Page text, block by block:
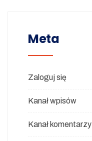
Meta
Zaloguj się
Kanał wpisów
Kanał komentarzy